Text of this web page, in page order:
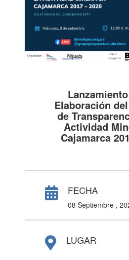
Elaboración
de
Actividad
Cajamarca
FECHA
08 Septiembre ,
LUGAR